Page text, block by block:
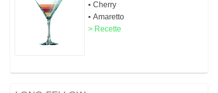
• Cherry
• Amaretto
> Recette